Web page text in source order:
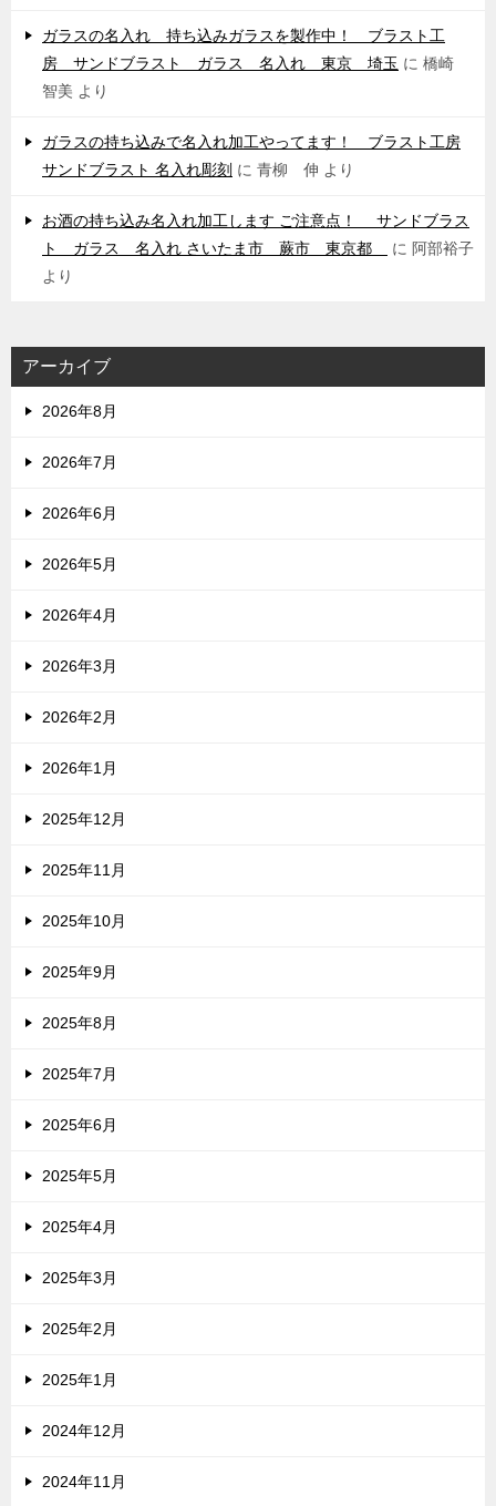
ガラスの名入れ 持ち込みガラスを製作中！ ブラスト工
房 サンドブラスト ガラス 名入れ 東京 埼玉 に 橋崎
智美 より
ガラスの持ち込みで名入れ加工やってます！ ブラスト工房
サンドブラスト 名入れ彫刻 に 青柳 伸 より
お酒の持ち込み名入れ加工します ご注意点！ サンドブラス
ト ガラス 名入れ さいたま市 蕨市 東京都
に 阿部裕子
より
アーカイブ
2026年8月
2026年7月
2026年6月
2026年5月
2026年4月
2026年3月
2026年2月
2026年1月
2025年12月
2025年11月
2025年10月
2025年9月
2025年8月
2025年7月
2025年6月
2025年5月
2025年4月
2025年3月
2025年2月
2025年1月
2024年12月
2024年11月